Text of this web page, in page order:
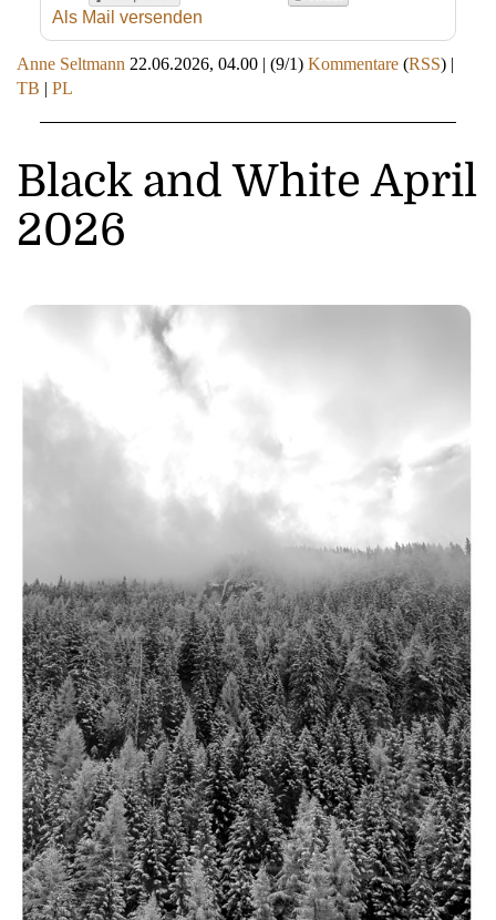
Als Mail versenden
Anne Seltmann 22.06.2026, 04.00 (9/1) Kommentare (RSS) |
TB
PL
Black and White April
2026